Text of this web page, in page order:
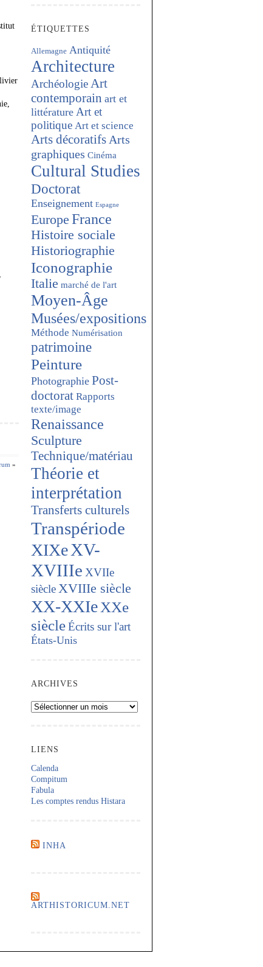
,
»
ÉTIQUETTES
Allemagne Antiquité
Architecture
Archéologie Art
contemporain art et
littérature Art et
politique Art et science
Arts décoratifs Arts
graphiques Cinéma
Cultural Studies
Doctorat
Enseignement Espagne
Europe France
Histoire sociale
Historiographie
Iconographie
Italie marché de l'art
Moyen-Âge
Musées/expositions
Méthode Numérisation
patrimoine
Peinture
Photographie Post-
doctorat Rapports
texte/image
Renaissance
Sculpture
Technique/matériau
Théorie et
interprétation
Transferts culturels
Transpériode
XIXeXV-
XVIIIe XVIIe
siècleXVIIIe siècle
XX-XXIeXXe
siècleÉcrits sur l'art
États-Unis
ARCHIVES
Archives
LIENS
Calenda
Compitum
Fabula
Les comptes rendus Histara
INHA
ARTHISTORICUM.NET